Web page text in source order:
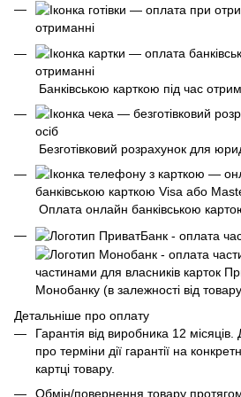
отриманні
Банківською карткою під час
Безготівковий розрахунок для
Оплата онлайн банківською
частинами для власників карток
Монобанку (в залежності від
Детальніше про оплату
Гарантія від виробника 12
про терміни дії гарантії на
картці товару.
Обмін/повернення товару